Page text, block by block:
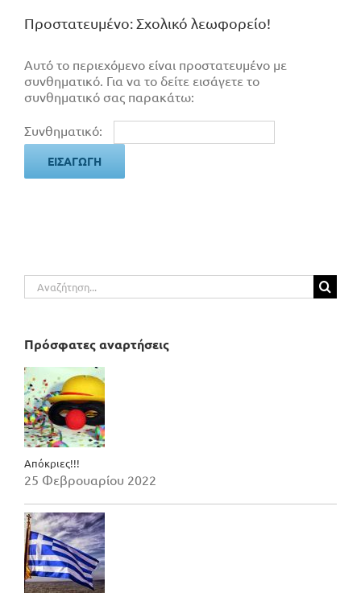
Πρoστατευμένο: Σχολικό λεωφορείο!
Αυτό το περιεχόμενο είναι προστατευμένο με
συνθηματικό. Για να το δείτε εισάγετε το
συνθηματικό σας παρακάτω:
Συνθηματικό:
Αναζήτηση
για:
Πρόσφατες αναρτήσεις
Απόκριες!!!
25 Φεβρουαρίου 2022